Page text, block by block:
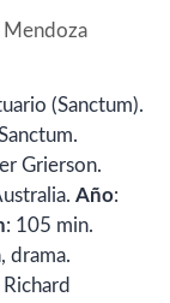
Mendoza
(Sanctum).
Grierson.
Año:
: 105 min.
drama.
Richard